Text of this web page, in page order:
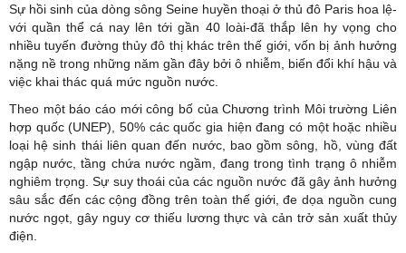
Sự hồi sinh của dòng sông Seine huyền thoại ở thủ đô Paris hoa lệ-
với quần thể cá nay lên tới gần 40 loài-đã thắp lên hy vọng cho
nhiều tuyến đường thủy đô thị khác trên thế giới, vốn bị ảnh hưởng
nặng nề trong những năm gần đây bởi ô nhiễm, biến đổi khí hậu và
việc khai thác quá mức nguồn nước.
Theo một báo cáo mới công bố của Chương trình Môi trường Liên
hợp quốc(UNEP), 50% các quốc gia hiện đang có một hoặc nhiều
loại hệ sinh thái liên quan đến nước, bao gồm sông, hồ, vùng đất
ngập nước, tầng chứa nước ngầm, đang trong tình trạng ô nhiễm
nghiêm trọng. Sự suy thoái của các nguồn nước đã gây ảnh hưởng
sâu sắc đến các cộng đồng trên toàn thế giới, đe dọa nguồn cung
nước ngọt, gây nguy cơ thiếu lương thực và cản trở sản xuất thủy
điện.